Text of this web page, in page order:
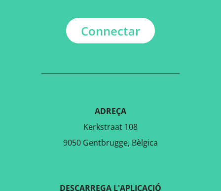
Connectar
ADREÇA
Kerkstraat 108
9050 Gentbrugge, Bèlgica
DESCARREGA L'APLICACIÓ